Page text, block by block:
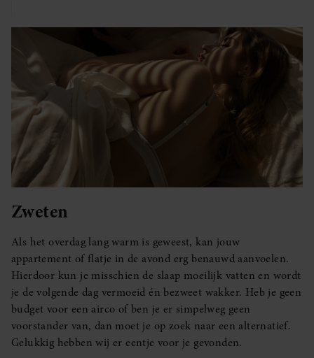
Zweten
Als het overdag lang warm is geweest, kan jouw
appartement of flatje in de avond erg benauwd aanvoelen.
Hierdoor kun je misschien de slaap moeilijk vatten en wordt
je de volgende dag vermoeid én bezweet wakker. Heb je geen
budget voor een airco of ben je er simpelweg geen
voorstander van, dan moet je op zoek naar een alternatief.
Gelukkig hebben wij er eentje voor je gevonden.